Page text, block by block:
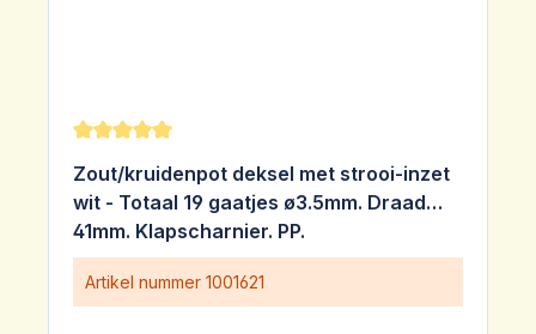
Gemiddelde waardering van 5 van 5 sterren
Zout/kruidenpot deksel met strooi-inzet
wit - Totaal 19 gaatjes ø3.5mm. Draad
41mm. Klapscharnier. PP.
Artikel nummer 1001621